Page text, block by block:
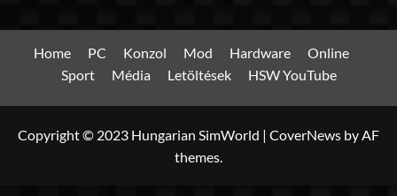
Home PC Konzol Mod Hardware
Online
Sport
Média Letöltések HSW YouTube
Copyright © 2023 Hungarian SimWorld | CoverNews by AF
themes.